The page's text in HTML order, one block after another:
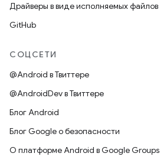
Драйверы в виде исполняемых файлов
GitHub
СОЦСЕТИ
@Android в Твиттере
@AndroidDev в Твиттере
Блог Android
Блог Google о безопасности
О платформе Android в Google Groups